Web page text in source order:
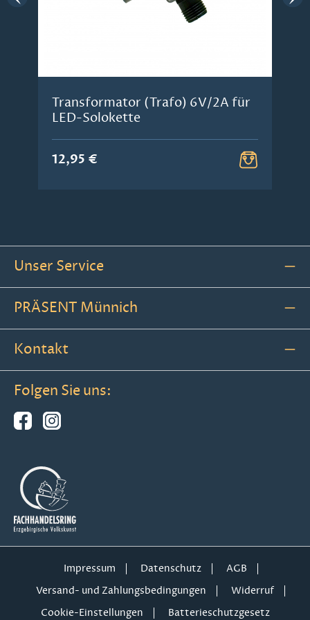
Transformator (Trafo) 6V/2A für
LED-Solokette
12,95 €
Unser Service
PRÄSENT Münnich
Kontakt
Folgen Sie uns:
Impressum Datenschutz
AGB
Versand- und Zahlungsbedingungen
Widerruf
Cookie-Einstellungen
Batterieschutzgesetz